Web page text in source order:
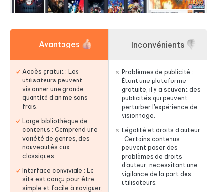
Avantages
Accès gratuit : Les
utilisateurs peuvent
visionner une grande
quantité d'anime sans
frais.
Large bibliothèque de
contenus : Comprend une
variété de genres, des
nouveautés aux
classiques.
Interface conviviale : Le
site est conçu pour être
simple et facile à naviguer,
Inconvénients
Problèmes de publicité :
Étant une plateforme
gratuite, il y a souvent des
publicités qui peuvent
perturber l'expérience de
visionnage.
Légalité et droits d'auteur
: Certains contenus
peuvent poser des
problèmes de droits
d'auteur, nécessitant une
vigilance de la part des
utilisateurs.